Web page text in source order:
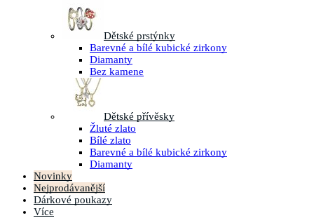
Dětské prstýnky
Barevné a bílé kubické zirkony
Diamanty
Bez kamene
Dětské přívěsky
Žluté zlato
Bílé zlato
Barevné a bílé kubické zirkony
Diamanty
Novinky
Nejprodávanější
Dárkové poukazy
Více